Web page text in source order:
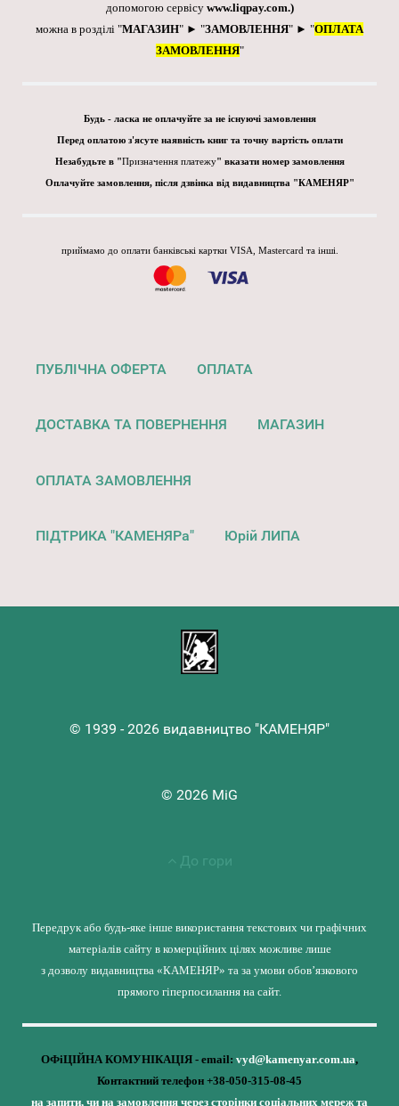
допомогою сервісу www.liqpay.com.)
можна в розділі "МАГАЗИН" ► "ЗАМОВЛЕННЯ" ► "ОПЛАТА
ЗАМОВЛЕННЯ"
Будь - ласка не оплачуйте за не існуючі замовлення
Перед оплатою з'ясуте наявність книг та точну вартість оплати
Незабудьте в "Призначення платежу" вказати номер замовлення
Оплачуйте замовлення, після дзвінка від видавництва "КАМЕНЯР"
приймамо до оплати банківські картки VISA, Mastercard та інші.
ПУБЛІЧНА ОФЕРТА ОПЛАТА
ДОСТАВКА ТА ПОВЕРНЕННЯ МАГАЗИН
ОПЛАТА ЗАМОВЛЕННЯ
ПІДТРИКА "КАМЕНЯРа" Юрій ЛИПА
© 1939 - 2026 видавництво "КАМЕНЯР"
© 2026 MiG
До гори
Передрук або будь-яке інше використання текстових чи графічних
матеріалів сайту в комерційних цілях можливе лише
з дозволу видавництва «КАМЕНЯР» та за умови обов’язкового
прямого гіперпосилання на сайт.
ОФіЦІЙНА КОМУНІКАЦІЯ - email: vyd@kamenyar.com.ua,
Контактний телефон +38-050-315-08-45
на запити, чи на замовлення через сторінки соціальних мереж та